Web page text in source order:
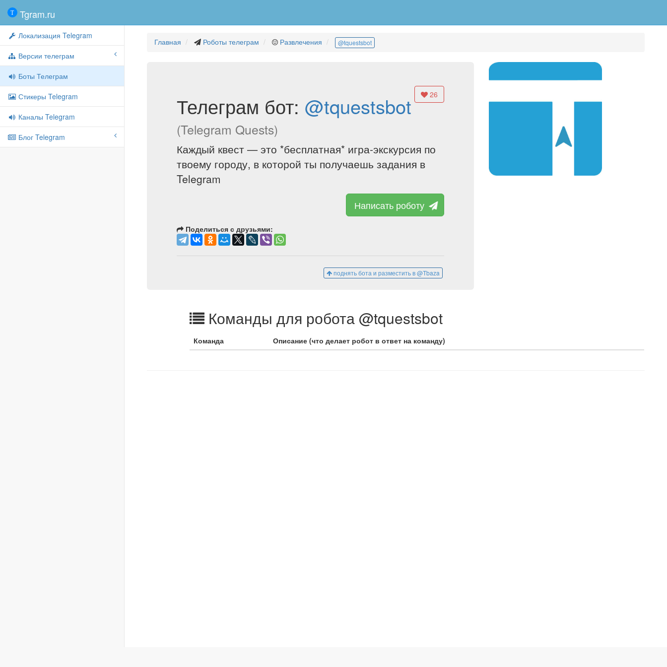
Tgram.ru
Локализация Telegram
Версии телеграм
Боты Телеграм
Стикеры Telegram
Каналы Telegram
Блог Telegram
Главная Роботы телеграм Развлечения @tquestsbot
26
Телеграм бот: @tquestsbot
(Telegram Quests)
Каждый квест — это *бесплатная* игра-экскурсия по
твоему городу, в которой ты получаешь задания в
Telegram
Написать роботу
Поделиться с друзьями:
поднять бота и разместить в @Tbaza
Команды для робота @tquestsbot
Команда Описание (что делает робот в ответ на команду)